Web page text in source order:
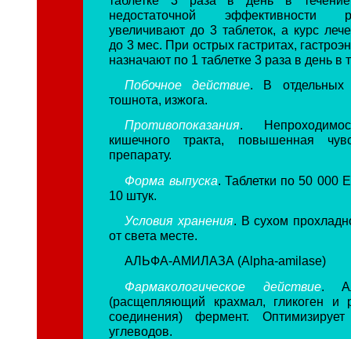
недостаточной эффективности
увеличивают до 3 таблеток, а курс
до 3 мес. При острых гастритах,
назначают по 1 таблетке 3 раза в день в
Побочное действие. В отдельных
тошнота, изжога.
Противопоказания.
кишечного тракта, повышенная
препарату.
Форма выпуска. Таблетки по 50 000
10 штук.
Условия хранения. В сухом
от света месте.
АЛЬФА-АМИЛАЗА (Alpha-amilase)
Фармакологическое действие.
(расщепляющий крахмал, гликоген и
соединения) фермент. Оптимизирует
углеводов.